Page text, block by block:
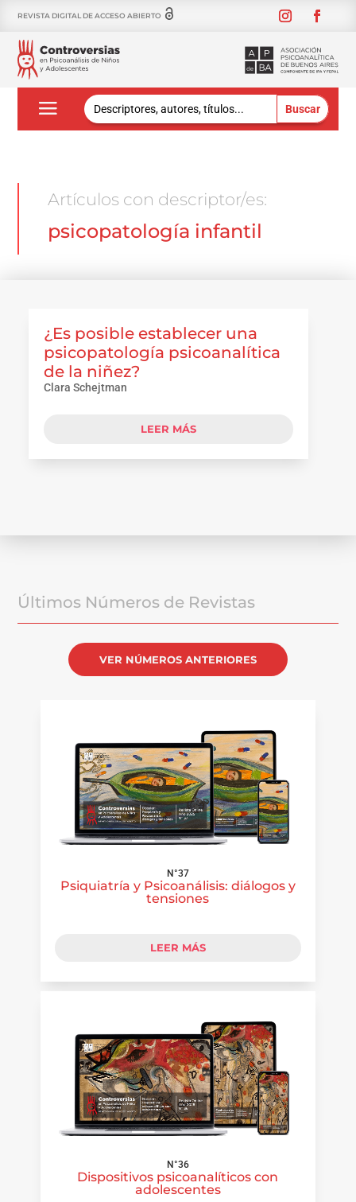
REVISTA DIGITAL DE ACCESO ABIERTO
Buscar:
Artículos con descriptor/es:
psicopatología infantil
¿Es posible establecer una
psicopatología psicoanalítica
de la niñez?
Clara Schejtman
LEER MÁS
Últimos Números de Revistas
VER NÚMEROS ANTERIORES
N°37
Psiquiatría y Psicoanálisis: diálogos y
tensiones
LEER MÁS
N°36
Dispositivos psicoanalíticos con
adolescentes